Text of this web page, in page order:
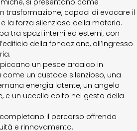
trasformazione, capaci di evocare il
la forza silenziosa della materia.
tra spazi interni ed esterni, con
della fondazione, all’ingresso
un pesce arcaico in
un custode silenzioso, una
energia latente, un angelo
e un uccello colto nel gesto della
il percorso offrendo
e rinnovamento.